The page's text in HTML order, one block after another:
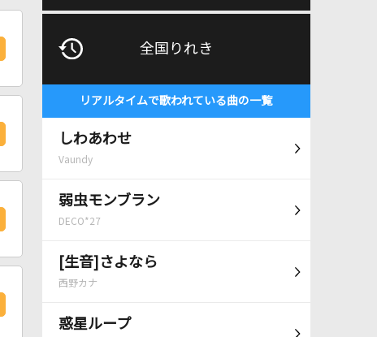
全国りれき
リアルタイムで歌われている曲の一覧
しわあわせ
Vaundy
弱虫モンブラン
DECO*27
[生音]さよなら
西野カナ
惑星ループ